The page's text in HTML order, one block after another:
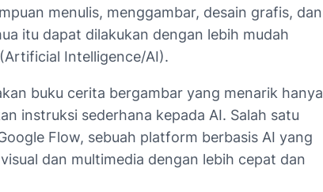
menulis, menggambar, desain grafis, dan
itu dapat dilakukan dengan lebih mudah
Intelligence/AI).
buku cerita bergambar yang menarik hanya
instruksi sederhana kepada AI. Salah satu
Flow, sebuah platform berbasis AI yang
dan multimedia dengan lebih cepat dan